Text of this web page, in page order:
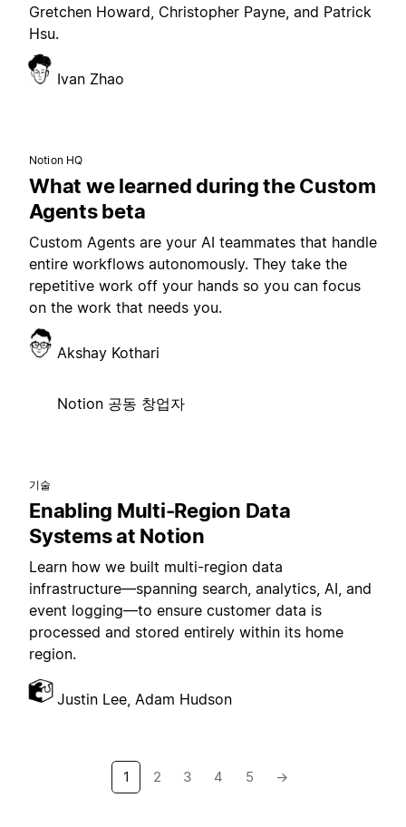
Gretchen Howard, Christopher Payne, and Patrick
Hsu.
Ivan Zhao
Notion HQ
What we learned during the Custom
Agents beta
Custom Agents are your AI teammates that handle
entire workflows autonomously. They take the
repetitive work off your hands so you can focus
on the work that needs you.
Akshay Kothari
Notion 공동 창업자
기술
Enabling Multi-Region Data
Systems at Notion
Learn how we built multi-region data
infrastructure—spanning search, analytics, AI, and
event logging—to ensure customer data is
processed and stored entirely within its home
region.
Justin Lee, Adam Hudson
1 2 3 4 5 →